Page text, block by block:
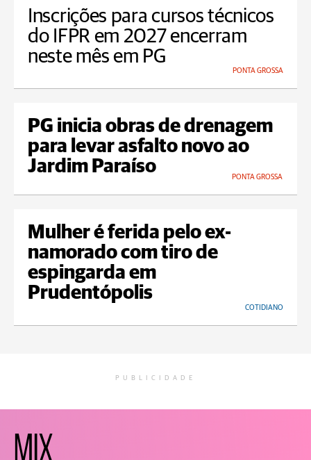
Inscrições para cursos técnicos
do IFPR em 2027 encerram
neste mês em PG
PONTA GROSSA
PG inicia obras de drenagem
para levar asfalto novo ao
Jardim Paraíso
PONTA GROSSA
Mulher é ferida pelo ex-
namorado com tiro de
espingarda em
Prudentópolis
COTIDIANO
PUBLICIDADE
MIX